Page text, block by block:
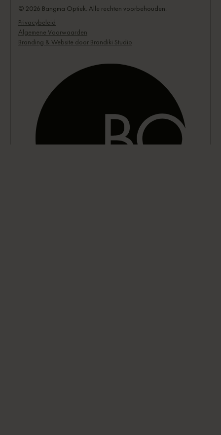
© 2026 Bangma Optiek. Alle rechten voorbehouden.
Privacybeleid
Algemene Voorwaarden
Branding & Website door Brandiki Studio